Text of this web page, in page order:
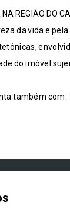
NA REGIÃO DO
da vida e
do imóvel
também com: